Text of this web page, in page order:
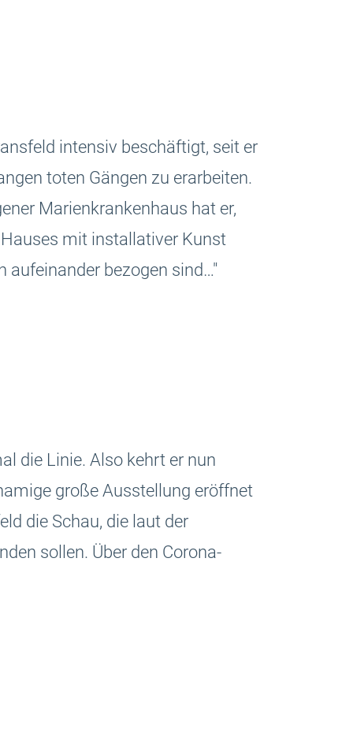
intensiv beschäftigt, seit er
toten Gängen zu erarbeiten.
Marienkrankenhaus hat er,
mit installativer Kunst
aufeinander bezogen sind…"
die Linie. Also kehrt er nun
große Ausstellung eröffnet
die Schau, die laut der
sollen. Über den Corona-